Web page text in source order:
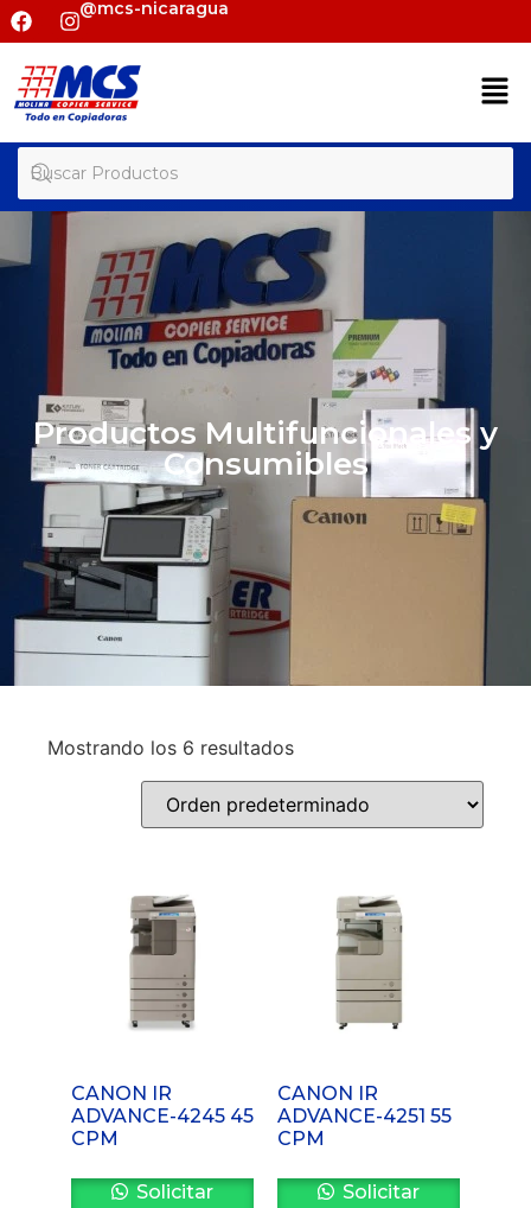
@mcs-nicaragua
Productos Multifuncionales y
Consumibles
Mostrando los 6 resultados
CANON IR
ADVANCE-4245 45
CPM
Solicitar
CANON IR
ADVANCE-4251 55
CPM
Solicitar